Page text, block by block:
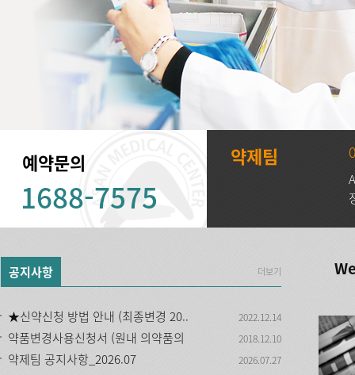
예약문의
1688-7575
약제팀
공지사항
★신약신청 방법 안내 (최종변경 20.. 2022.12.14
약품변경사용신청서 (원내 의약품의
허..
2018.12.10
약제팀 공지사항_2026.07 2026.07.27
더보기